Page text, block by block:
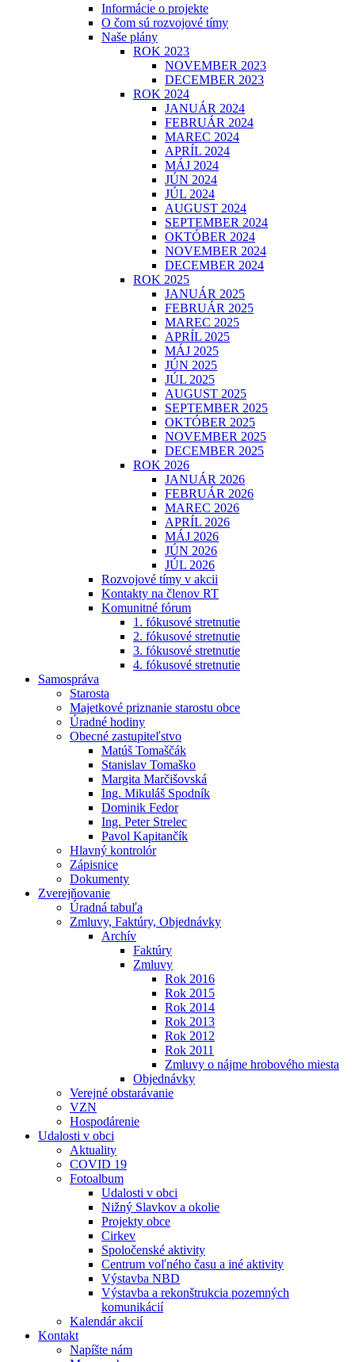
Informácie o projekte
O čom sú rozvojové tímy
Naše plány
ROK 2023
NOVEMBER 2023
DECEMBER 2023
ROK 2024
JANUÁR 2024
FEBRUÁR 2024
MAREC 2024
APRÍL 2024
MÁJ 2024
JÚN 2024
JÚL 2024
AUGUST 2024
SEPTEMBER 2024
OKTÓBER 2024
NOVEMBER 2024
DECEMBER 2024
ROK 2025
JANUÁR 2025
FEBRUÁR 2025
MAREC 2025
APRÍL 2025
MÁJ 2025
JÚN 2025
JÚL 2025
AUGUST 2025
SEPTEMBER 2025
OKTÓBER 2025
NOVEMBER 2025
DECEMBER 2025
ROK 2026
JANUÁR 2026
FEBRUÁR 2026
MAREC 2026
APRÍL 2026
MÁJ 2026
JÚN 2026
JÚL 2026
Rozvojové tímy v akcii
Kontakty na členov RT
Komunitné fórum
1. fókusové stretnutie
2. fókusové stretnutie
3. fókusové stretnutie
4. fókusové stretnutie
Samospráva
Starosta
Majetkové priznanie starostu obce
Úradné hodiny
Obecné zastupiteľstvo
Matúš Tomaščák
Stanislav Tomaško
Margita Marčišovská
Ing. Mikuláš Spodník
Dominik Fedor
Ing. Peter Strelec
Pavol Kapitančík
Hlavný kontrolór
Zápisnice
Dokumenty
Zverejňovanie
Úradná tabuľa
Zmluvy, Faktúry, Objednávky
Archív
Faktúry
Zmluvy
Rok 2016
Rok 2015
Rok 2014
Rok 2013
Rok 2012
Rok 2011
Zmluvy o nájme hrobového miesta
Objednávky
Verejné obstarávanie
VZN
Hospodárenie
Udalosti v obci
Aktuality
COVID 19
Fotoalbum
Udalosti v obci
Nižný Slavkov a okolie
Projekty obce
Cirkev
Spoločenské aktivity
Centrum voľného času a iné aktivity
Výstavba NBD
Výstavba a rekonštrukcia pozemných
komunikácií
Kalendár akcií
Kontakt
Napíšte nám